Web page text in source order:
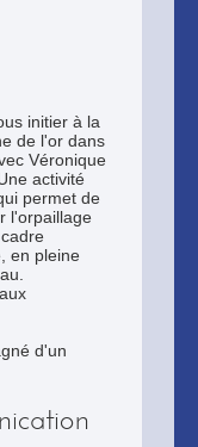
initier à la
de l'or dans
Véronique
activité
permet de
l'orpaillage
en pleine
d'un